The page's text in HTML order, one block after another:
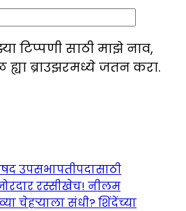
टिप्पणी साठी माझे नाव,
ब्राउझरमध्ये जतन करा.